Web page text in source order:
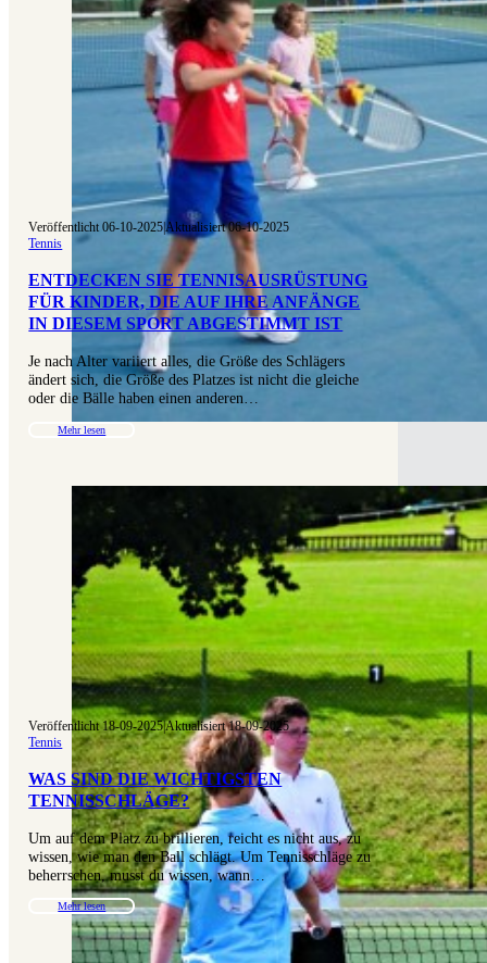
Veröffentlicht 06-10-2025|Aktualisiert 06-10-2025
Tennis
ENTDECKEN SIE TENNISAUSRÜSTUNG
FÜR KINDER, DIE AUF IHRE ANFÄNGE
IN DIESEM SPORT ABGESTIMMT IST
Je nach Alter variiert alles, die Größe des Schlägers
ändert sich, die Größe des Platzes ist nicht die gleiche
oder die Bälle haben einen anderen…
Mehr lesen
Veröffentlicht 18-09-2025|Aktualisiert 18-09-2025
Tennis
WAS SIND DIE WICHTIGSTEN
TENNISSCHLÄGE?
Um auf dem Platz zu brillieren, reicht es nicht aus, zu
wissen, wie man den Ball schlägt. Um Tennisschläge zu
beherrschen, musst du wissen, wann…
Mehr lesen